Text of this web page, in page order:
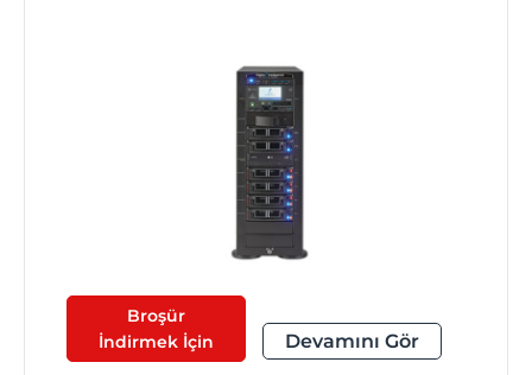
Broşür
İndirmek İçin
Devamını Gör